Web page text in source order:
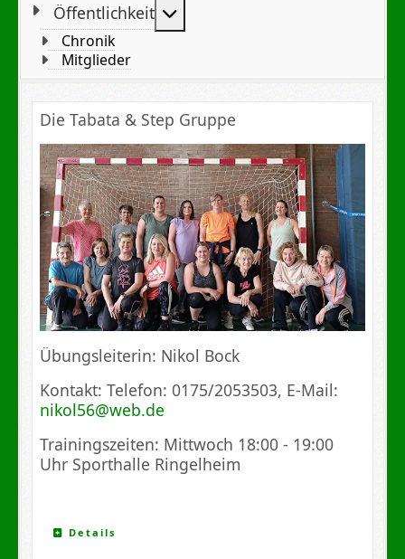
Öffentlichkeit
Chronik
Mitglieder
Die Tabata & Step Gruppe
Übungsleiterin: Nikol Bock
Kontakt: Telefon: 0175/2053503, E-Mail:
nikol56@web.de
Trainingszeiten: Mittwoch 18:00 - 19:00
Uhr Sporthalle Ringelheim
Details